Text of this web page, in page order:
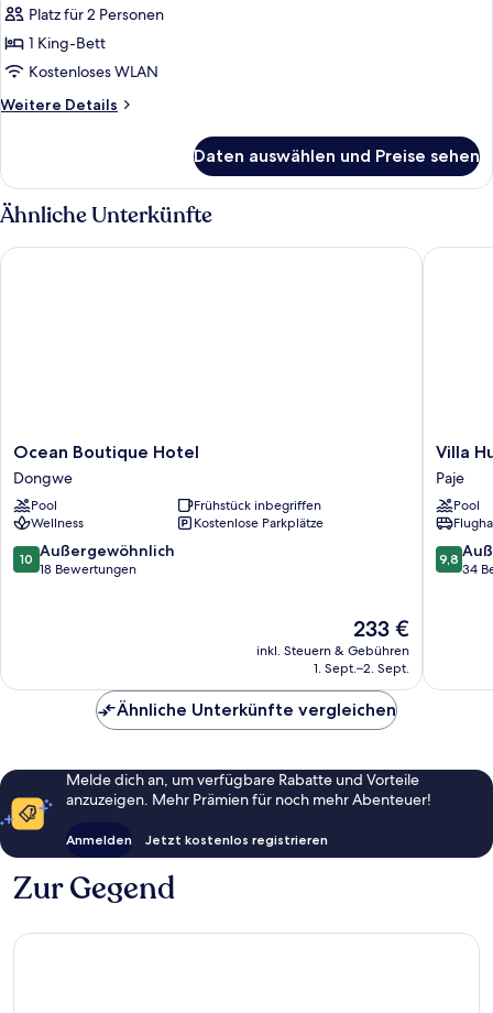
Meerblick
anzeigen
Platz für 2 Personen
1 King-Bett
Kostenloses WLAN
Weitere Details
Weitere
Zimmer,
Meerblick
Daten auswählen und Preise sehen
Ähnliche Unterkünfte
Ocean
Boutique
Hotel
Dongwe
Ocean Boutique Hotel
Dongwe
Pool
Frühstück inbegriffen
Wellness
Kostenlose Parkplätze
10.0
von
10 Außergewöhnlich
18 Bewertungen
Der
Preis
beträgt
233 €
inkl. Steuern & Gebühren
1. Sept.–2. Sept.
Ocean Boutique Hotel
Villa
Huruma
Paje
Villa
Paje
Pool
9.8
von
9,8
34
Villa
Ähnliche Unterkünfte vergleichen
Melde dich an, um verfügbare Rabatte und Vorteile
anzuzeigen. Mehr Prämien für noch mehr Abenteuer!
Anmelden Jetzt kostenlos registrieren
Zur Gegend